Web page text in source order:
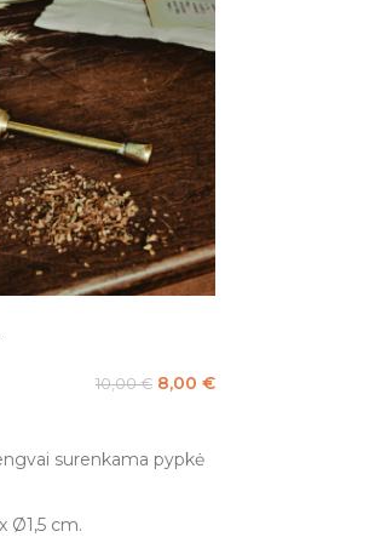
10,00€ 8,00 €
surenkama pypkė
Ø1,5 cm.